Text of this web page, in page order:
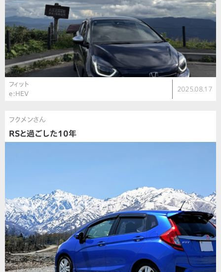
フィット
e:HEV
2025.08.17
フクメンさん
RSと過ごした10年